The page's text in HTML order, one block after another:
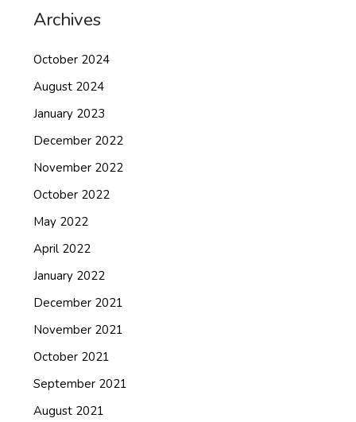
Archives
October 2024
August 2024
January 2023
December 2022
November 2022
October 2022
May 2022
April 2022
January 2022
December 2021
November 2021
October 2021
September 2021
August 2021